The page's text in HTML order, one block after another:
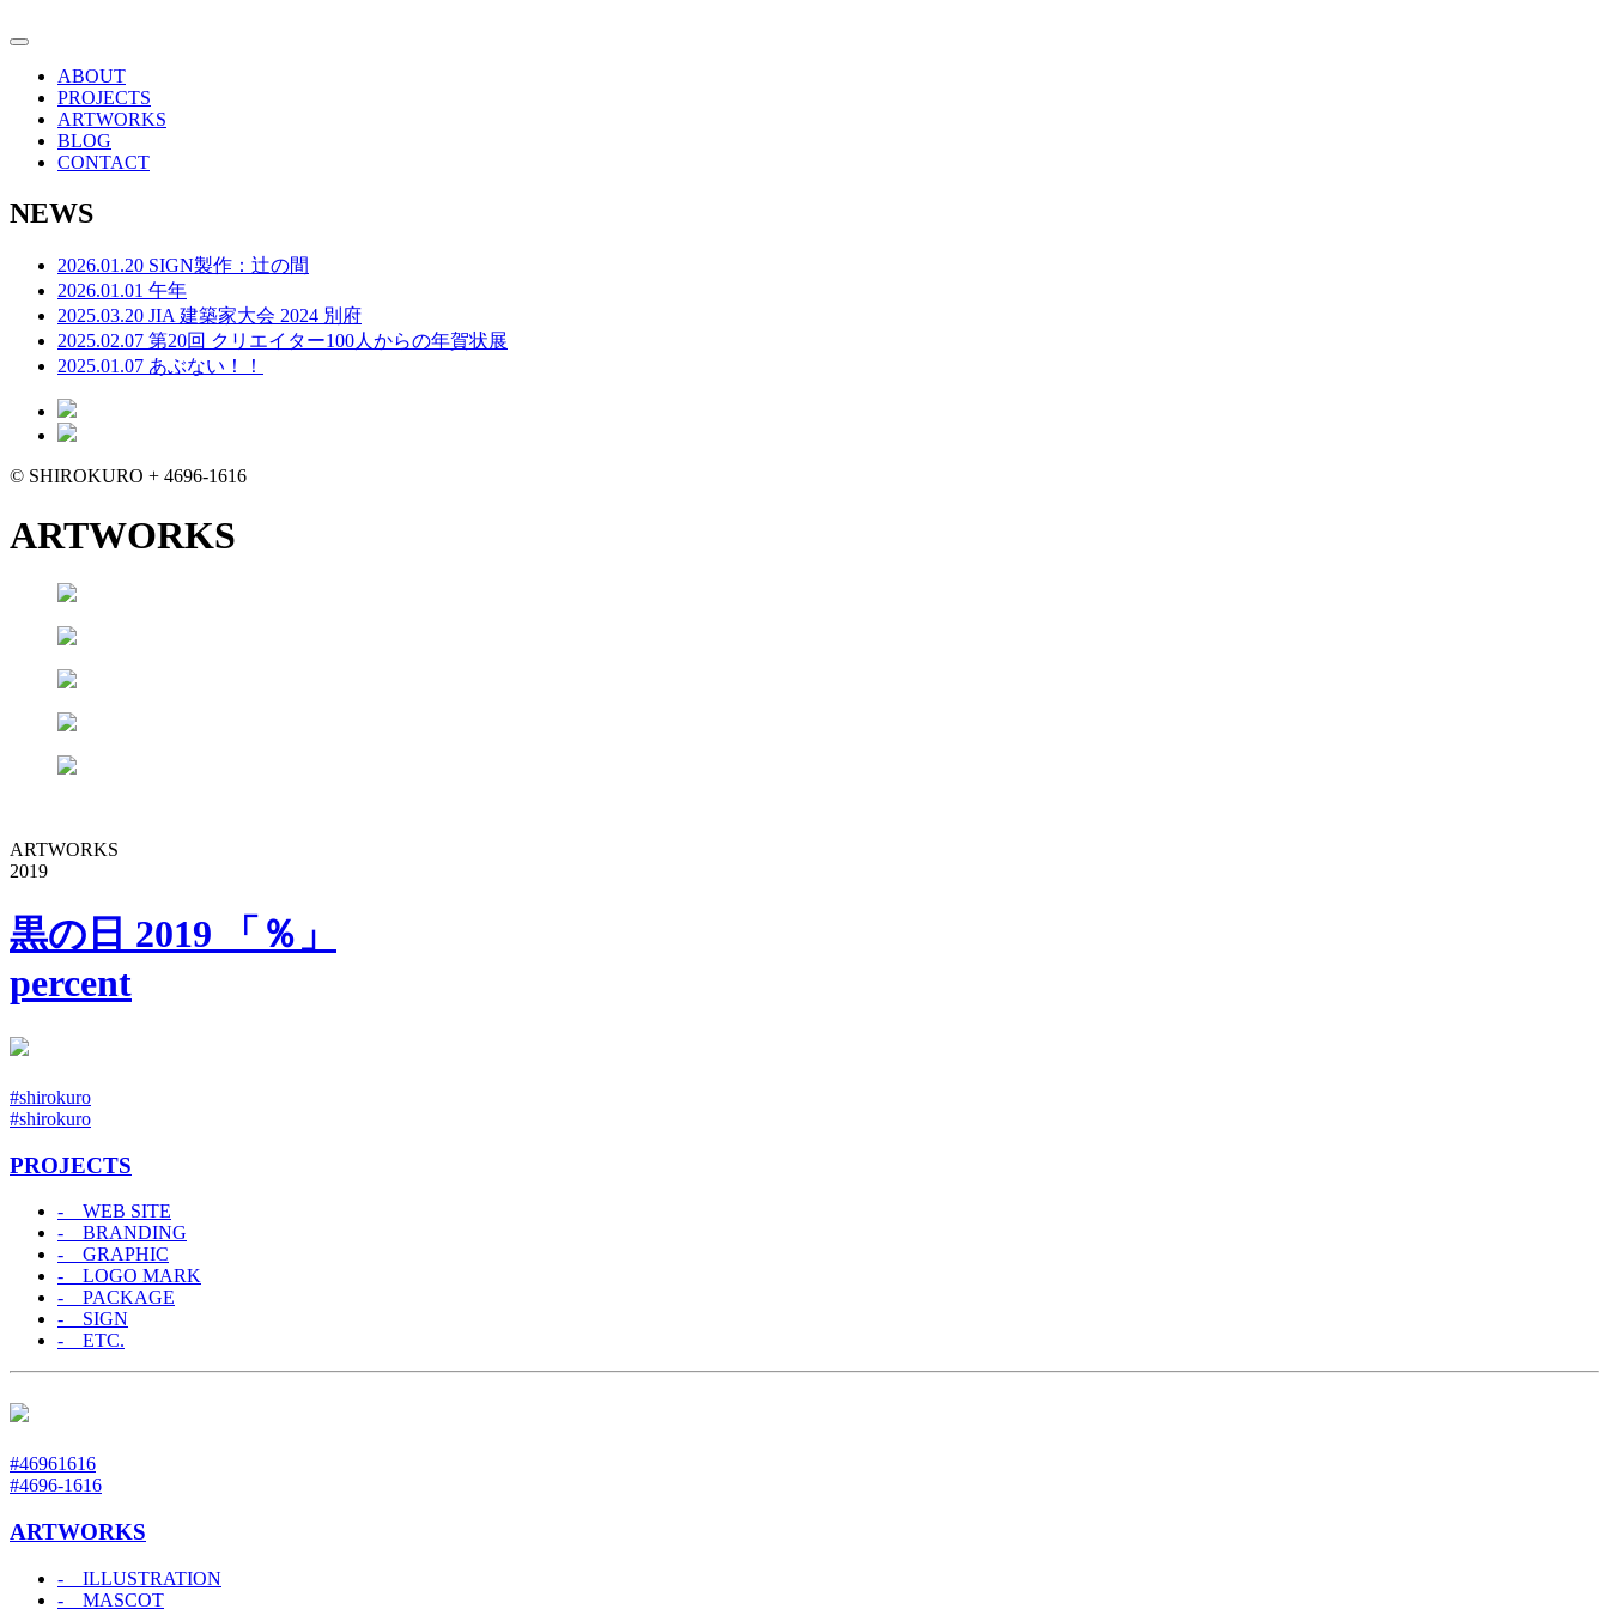
ABOUT
PROJECTS
ARTWORKS
BLOG
CONTACT
NEWS
2026.01.20 SIGN製作：辻の間
2026.01.01 午年
2025.03.20 JIA 建築家大会 2024 別府
2025.02.07 第20回 クリエイター100人からの年賀状展
2025.01.07 あぶない！！
© SHIROKURO + 4696-1616
ARTWORKS
ARTWORKS
2019
黒の日 2019 「％」
percent
#shirokuro
#shirokuro
PROJECTS
- WEB SITE
- BRANDING
- GRAPHIC
- LOGO MARK
- PACKAGE
- SIGN
- ETC.
#46961616
#4696-1616
ARTWORKS
- ILLUSTRATION
- MASCOT